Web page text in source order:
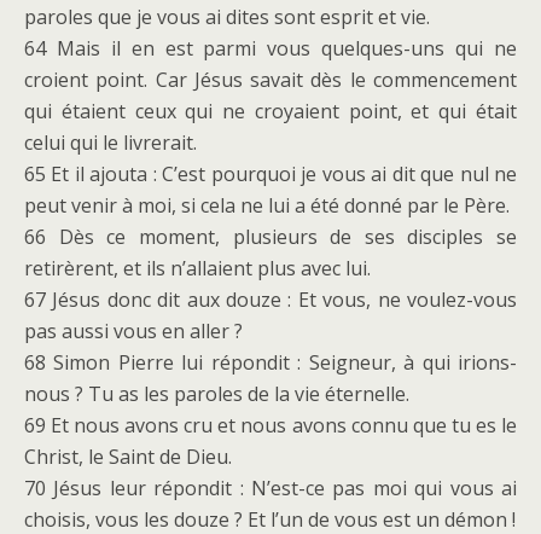
paroles que je vous ai dites sont esprit et vie.
64 Mais il en est parmi vous quelques-uns qui ne
croient point. Car Jésus savait dès le commencement
qui étaient ceux qui ne croyaient point, et qui était
celui qui le livrerait.
65 Et il ajouta : C’est pourquoi je vous ai dit que nul ne
peut venir à moi, si cela ne lui a été donné par le Père.
66 Dès ce moment, plusieurs de ses disciples se
retirèrent, et ils n’allaient plus avec lui.
67 Jésus donc dit aux douze : Et vous, ne voulez-vous
pas aussi vous en aller ?
68 Simon Pierre lui répondit : Seigneur, à qui irions-
nous ? Tu as les paroles de la vie éternelle.
69 Et nous avons cru et nous avons connu que tu es le
Christ, le Saint de Dieu.
70 Jésus leur répondit : N’est-ce pas moi qui vous ai
choisis, vous les douze ? Et l’un de vous est un démon !